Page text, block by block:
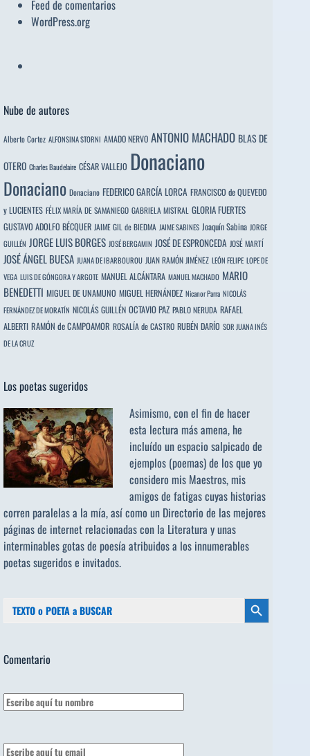
Feed de comentarios
WordPress.org
Nube de autores
Alberto Cortez ALFONSINA STORNI AMADO NERVO ANTONIO MACHADO BLAS DE
OTERO Charles Baudelaire CÉSAR VALLEJO Donaciano
Donaciano Donaciano FEDERICO GARCÍA LORCA FRANCISCO de QUEVEDO
y LUCIENTES FÉLIX MARÍA DE SAMANIEGO GABRIELA MISTRAL GLORIA FUERTES
GUSTAVO ADOLFO BÉCQUER JAIME GIL de BIEDMA JAIME SABINES Joaquín Sabina JORGE
GUILLÉN JORGE LUIS BORGES JOSÉ BERGAMIN JOSÉ DE ESPRONCEDA JOSÉ MARTÍ
JOSÉ ÁNGEL BUESA JUANA DE IBARBOUROU JUAN RAMÓN JIMÉNEZ LEÓN FELIPE LOPE DE
VEGA LUIS DE GÓNGORA Y ARGOTE MANUEL ALCÁNTARA MANUEL MACHADO MARIO
BENEDETTI MIGUEL DE UNAMUNO MIGUEL HERNÁNDEZ Nicanor Parra NICOLÁS
FERNÁNDEZ DE MORATÍN NICOLÁS GUILLÉN OCTAVIO PAZ PABLO NERUDA RAFAEL
ALBERTI RAMÓN de CAMPOAMOR ROSALÍA de CASTRO RUBÉN DARÍO SOR JUANA INÉS
DE LA CRUZ
Los poetas sugeridos
Asimismo, con el fin de hacer
esta lectura más amena, he
incluído un espacio salpicado de
ejemplos (poemas) de los que yo
considero mis Maestros, mis
amigos de fatigas cuyas historias
corren paralelas a la mía, así como un Directorio de las mejores
páginas de internet relacionadas con la Literatura y unas
interminables gotas de poesía atribuidos a los innumerables
poetas sugeridose invitados.
Botón de búsqueda
Comentario